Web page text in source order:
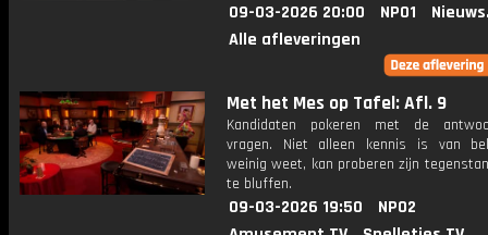
09-03-2026 20:00 NPO1
Alle afleveringen
Met het Mes op Tafel: Afl. 9
Kandidaten pokeren met de
vragen. Niet alleen kennis is van
weinig weet, kan proberen zijn
te bluffen.
09-03-2026 19:50
NPO2